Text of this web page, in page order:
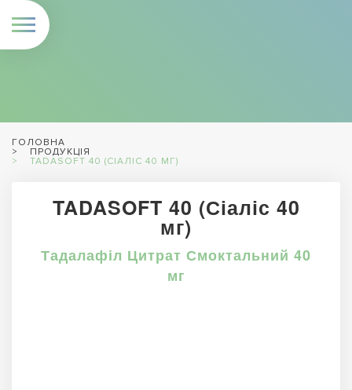
ГОЛОВНА
ПРОДУКЦІЯ
TADASOFT 40 (СІАЛІС 40 МГ)
TADASOFT 40 (Сіаліс 40
мг)
Тадалафіл Цитрат Смоктальний 40
мг